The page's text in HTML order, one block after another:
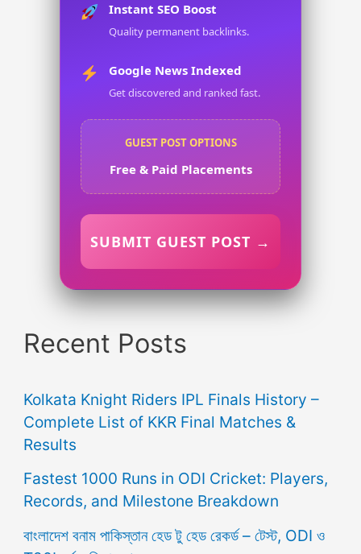
Instant SEO Boost
Quality permanent backlinks.
Google News Indexed
Get discovered and ranked fast.
GUEST POST OPTIONS
Free & Paid Placements
SUBMIT GUEST POST →
Recent Posts
Kolkata Knight Riders IPL Finals History –
Complete List of KKR Final Matches &
Results
Fastest 1000 Runs in ODI Cricket: Players,
Records, and Milestone Breakdown
বাংলাদেশ বনাম পাকিস্তান হেড টু হেড রেকর্ড – টেস্ট, ODI ও